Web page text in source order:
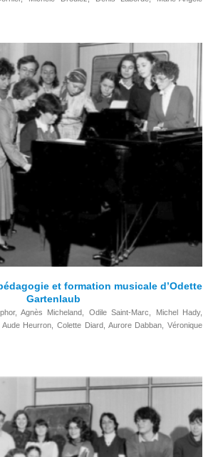
et formation musicale d’Odette
Gartenlaub
Agnès Micheland, Odile Saint-Marc, Michel Hady,
Heurron, Colette Diard, Aurore Dabban, Véronique